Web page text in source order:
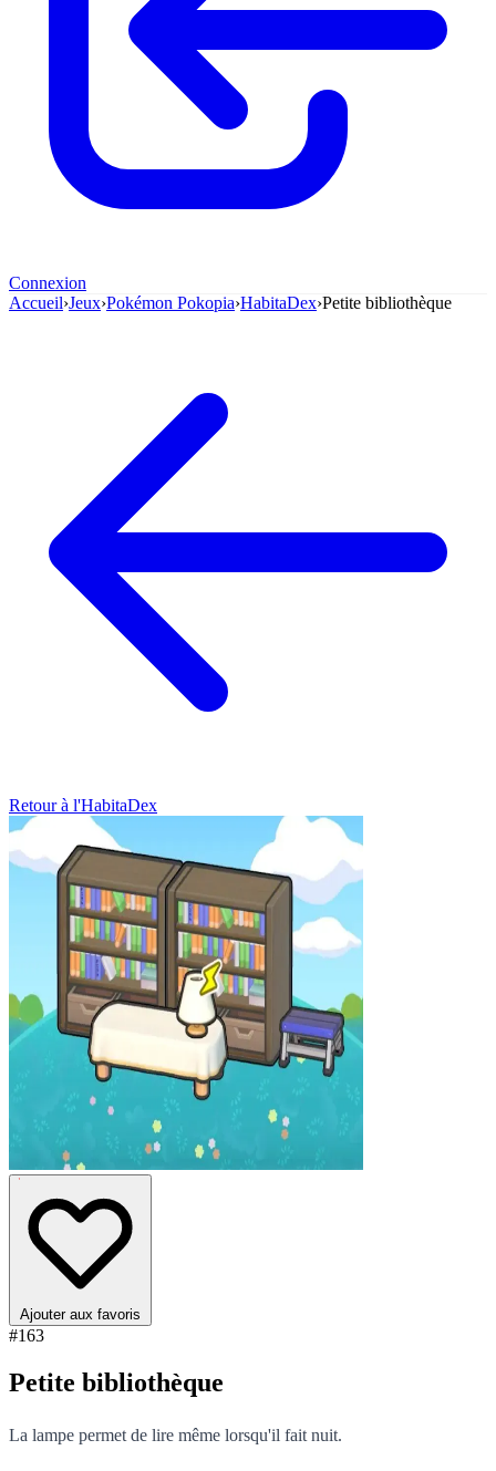
Connexion
Accueil›Jeux›Pokémon Pokopia›HabitaDex›Petite bibliothèque
Retour à l'HabitaDex
Ajouter aux favoris
#163
Petite bibliothèque
La lampe permet de lire même lorsqu'il fait nuit.